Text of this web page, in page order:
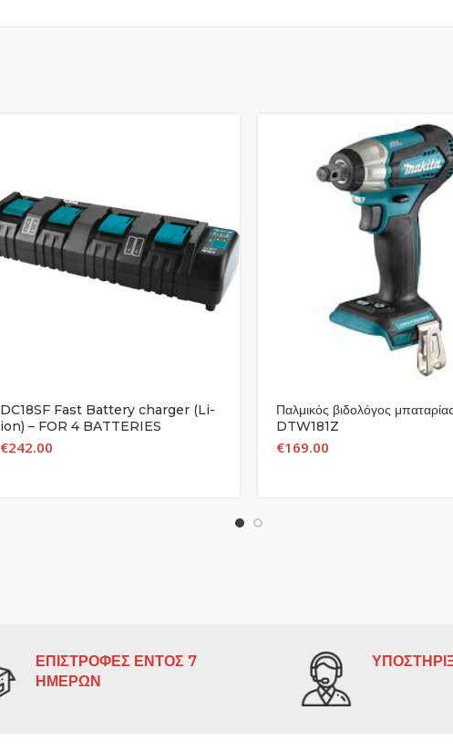
DC18SF Fast Battery charger (Li-
ion) – FOR 4 BATTERIES
€242.00
Παλμικός βιδολόγος
DTW181Z
€169.00
ΕΠΙΣΤΡΟΦΕΣ ΕΝΤΟΣ 7
ΗΜΕΡΩΝ